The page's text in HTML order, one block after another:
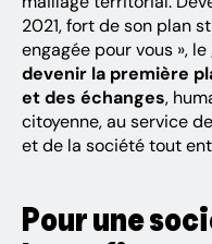
2021, fort de son plan
engagée pour vous »,
devenir la première
et des échanges,
citoyenne, au service
et de la société tout
Pour une